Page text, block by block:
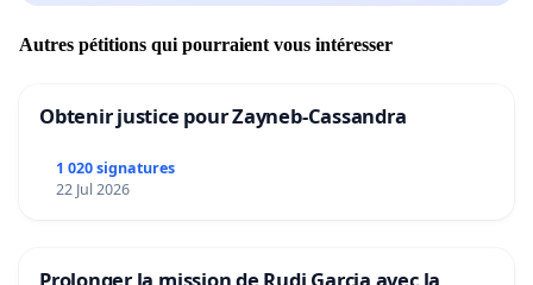
Autres pétitions qui pourraient vous intéresser
Obtenir justice pour Zayneb-Cassandra
1 020 signatures
22 Jul 2026